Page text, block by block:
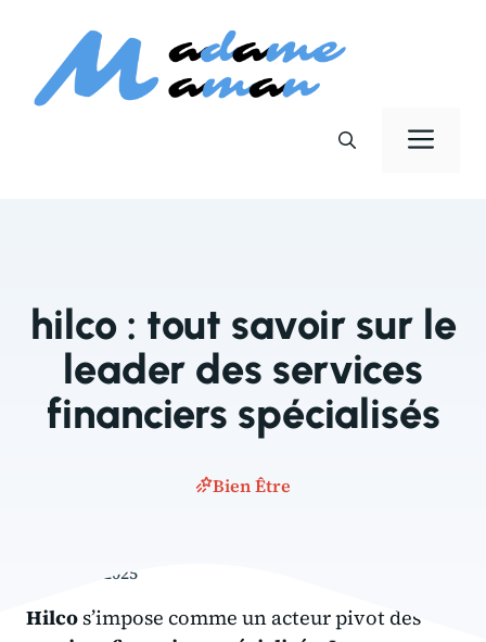
contenu
hilco : tout savoir sur le
leader des services
financiers spécialisés
Bien Être
2 octobre 2025
Hilco s’impose comme un acteur pivot des